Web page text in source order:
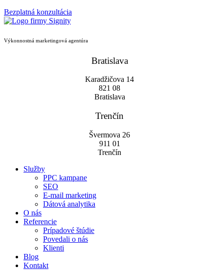
Bezplatná konzultácia
Výkonnostná marketingová agentúra
Bratislava
Karadžičova 14
821 08
Bratislava
Trenčín
Švermova 26
911 01
Trenčín
Služby
PPC kampane
SEO
E-mail marketing
Dátová analytika
O nás
Referencie
Prípadové štúdie
Povedali o nás
Klienti
Blog
Kontakt